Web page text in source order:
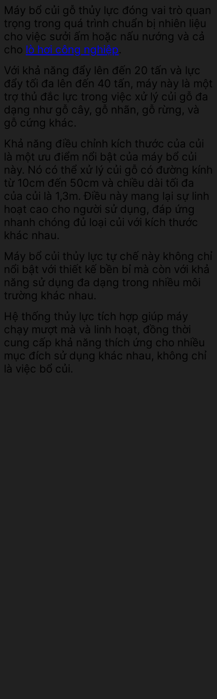
Máy bổ củi gỗ thủy lực đóng vai trò quan
trọng trong quá trình chuẩn bị nhiên liệu
cho việc sưởi ấm hoặc nấu nướng và cả
cho lò hơi công nghiệp.
Với khả năng đẩy lên đến 20 tấn và lực
đẩy tối đa lên đến 40 tấn, máy này là một
trợ thủ đắc lực trong việc xử lý củi gỗ đa
dạng như gỗ cây, gỗ nhãn, gỗ rừng, và
gỗ cứng khác.
Khả năng điều chỉnh kích thước của củi
là một ưu điểm nổi bật của máy bổ củi
này. Nó có thể xử lý củi gỗ có đường kính
từ 10cm đến 50cm và chiều dài tối đa
của củi là 1,3m. Điều này mang lại sự linh
hoạt cao cho người sử dụng, đáp ứng
nhanh chóng đủ loại củi với kích thước
khác nhau.
Máy bổ củi thủy lực tự chế này không chỉ
nổi bật với thiết kế bền bỉ mà còn với khả
năng sử dụng đa dạng trong nhiều môi
trường khác nhau.
Hệ thống thủy lực tích hợp giúp máy
chạy mượt mà và linh hoạt, đồng thời
cung cấp khả năng thích ứng cho nhiều
mục đích sử dụng khác nhau, không chỉ
là việc bổ củi.